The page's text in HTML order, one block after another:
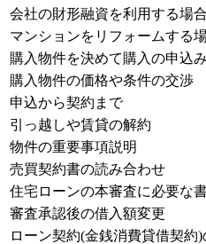
会社の財形融資を利用する場
マンションをリフォームする
購入物件を決めて購入の申込
購入物件の価格や条件の交渉
申込から契約まで
引っ越しや賃貸の解約
物件の重要事項説明
売買契約書の読み合わせ
住宅ローンの本審査に必要な
審査承認後の借入額変更
ローン契約(金銭消費貸借契約